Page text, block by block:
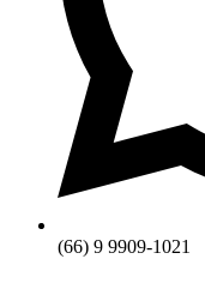
(66) 9 9909-1021